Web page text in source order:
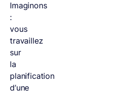
Imaginons
:
vous
travaillez
sur
la
planification
d’une